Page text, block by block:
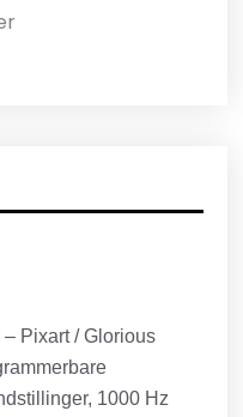
Pixart / Glorious
1000 Hz